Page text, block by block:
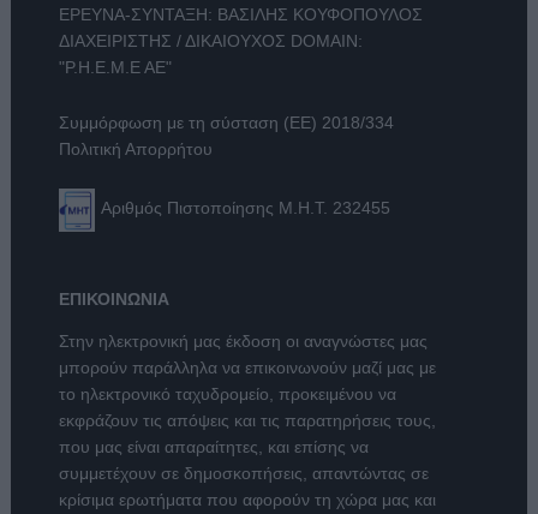
ΕΡΕΥΝΑ-ΣΥΝΤΑΞΗ: ΒΑΣΙΛΗΣ ΚΟΥΦΟΠΟΥΛΟΣ
ΔΙΑΧΕΙΡΙΣΤΗΣ / ΔΙΚΑΙΟΥΧΟΣ DOMAIN:
"Ρ.Η.Ε.Μ.Ε ΑΕ"
Συμμόρφωση με τη σύσταση (ΕΕ) 2018/334
Πολιτική Απορρήτου
Αριθμός Πιστοποίησης Μ.Η.Τ. 232455
ΕΠΙΚΟΙΝΩΝΙΑ
Στην ηλεκτρονική μας έκδοση οι αναγνώστες μας
μπορούν παράλληλα να επικοινωνούν μαζί μας με
το ηλεκτρονικό ταχυδρομείο, προκειμένου να
εκφράζουν τις απόψεις και τις παρατηρήσεις τους,
που μας είναι απαραίτητες, και επίσης να
συμμετέχουν σε δημοσκοπήσεις, απαντώντας σε
κρίσιμα ερωτήματα που αφορούν τη χώρα μας και